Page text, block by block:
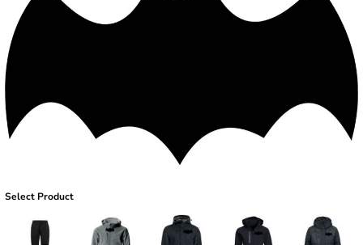
Select Product